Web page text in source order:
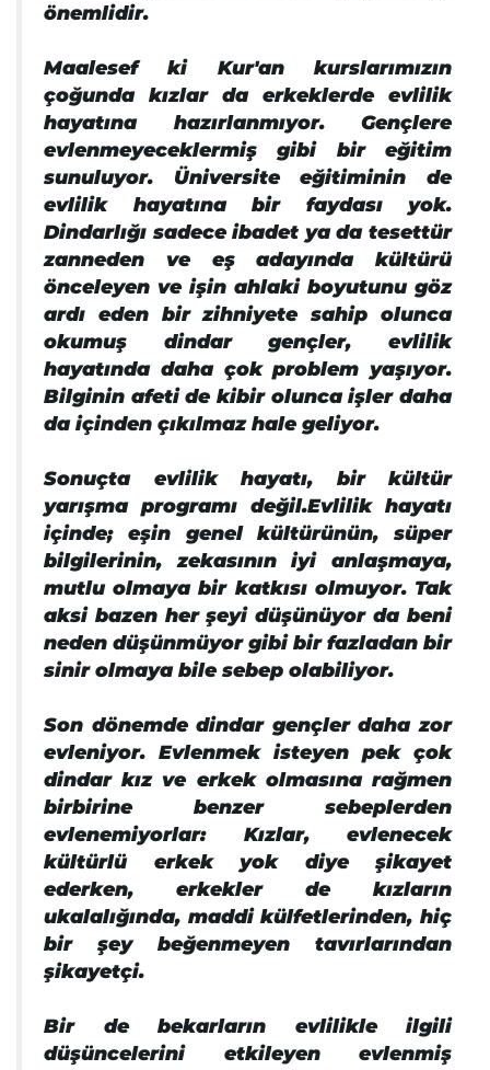
önemlidir.
Maalesef ki Kur'an kurslarımızın
çoğunda kızlar da erkeklerde evlilik
hayatına hazırlanmıyor. Gençlere
evlenmeyeceklermiş gibi bir eğitim
sunuluyor. Üniversite eğitiminin de
evlilik hayatına bir faydası yok.
Dindarlığı sadece ibadet ya da tesettür
zanneden ve eş adayında kültürü
önceleyen ve işin ahlaki boyutunu göz
ardı eden bir zihniyete sahip olunca
okumuş dindar gençler, evlilik
hayatında daha çok problem yaşıyor.
Bilginin afeti de kibir olunca işler daha
da içinden çıkılmaz hale geliyor.
Sonuçta evlilik hayatı, bir kültür
yarışma programı değil.Evlilik hayatı
içinde; eşin genel kültürünün, süper
bilgilerinin, zekasının iyi anlaşmaya,
mutlu olmaya bir katkısı olmuyor. Tak
aksi bazen her şeyi düşünüyor da beni
neden düşünmüyor gibi bir fazladan bir
sinir olmaya bile sebep olabiliyor.
Son dönemde dindar gençler daha zor
evleniyor. Evlenmek isteyen pek çok
dindar kız ve erkek olmasına rağmen
birbirine benzer sebeplerden
evlenemiyorlar: Kızlar, evlenecek
kültürlü erkek yok diye şikayet
ederken, erkekler de kızların
ukalalığında, maddi külfetlerinden, hiç
bir şey beğenmeyen tavırlarından
şikayetçi.
Bir de bekarların evlilikle ilgili
düşüncelerini etkileyen evlenmiş